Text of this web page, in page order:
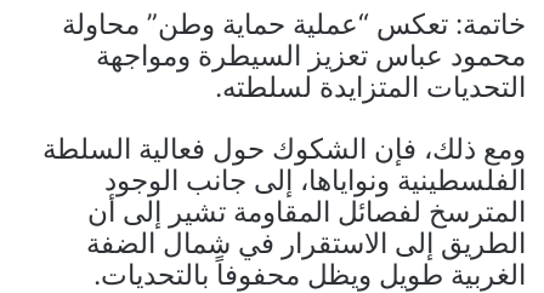
خاتمة: تعكس “عملية حماية وطن” محاولة
محمود عباس تعزيز السيطرة ومواجهة
التحديات المتزايدة لسلطته.
ومع ذلك، فإن الشكوك حول فعالية السلطة
الفلسطينية ونواياها، إلى جانب الوجود
المترسخ لفصائل المقاومة تشير إلى أن
الطريق إلى الاستقرار في شمال الضفة
الغربية طويل ويظل محفوفاً بالتحديات.